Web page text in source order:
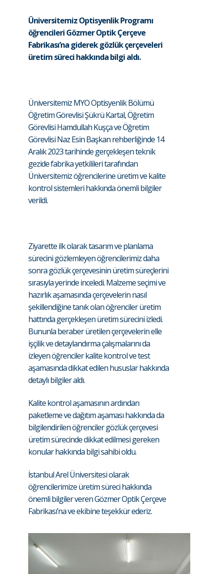
Üniversitemiz Optisyenlik Programı
öğrencileri Gözmer Optik Çerçeve
Fabrikası’na giderek gözlük çerçeveleri
üretim süreci hakkında bilgi aldı.
Üniversitemiz MYO Optisyenlik Bölümü
Öğretim Görevlisi Şükrü Kartal, Öğretim
Görevlisi Hamdullah Kuşça ve Öğretim
Görevlisi Naz Esin Başkan rehberliğinde 14
Aralık 2023 tarihinde gerçekleşen teknik
gezide fabrika yetkilileri tarafından
Üniversitemiz öğrencilerine üretim ve kalite
kontrol sistemleri hakkında önemli bilgiler
verildi.
Ziyarette ilk olarak tasarım ve planlama
sürecini gözlemleyen öğrencilerimiz daha
sonra gözlük çerçevesinin üretim süreçlerini
sırasıyla yerinde inceledi. Malzeme seçimi ve
hazırlık aşamasında çerçevelerin nasıl
şekillendiğine tanık olan öğrenciler üretim
hattında gerçekleşen üretim sürecini izledi.
Bununla beraber üretilen çerçevelerin elle
işçilik ve detaylandırma çalışmalarını da
izleyen öğrenciler kalite kontrol ve test
aşamasında dikkat edilen hususlar hakkında
detaylı bilgiler aldı.
Kalite kontrol aşamasının ardından
paketleme ve dağıtım aşaması hakkında da
bilgilendirilen öğrenciler gözlük çerçevesi
üretim sürecinde dikkat edilmesi gereken
konular hakkında bilgi sahibi oldu.
İstanbul Arel Üniversitesi olarak
öğrencilerimize üretim süreci hakkında
önemli bilgiler veren Gözmer Optik Çerçeve
Fabrikası’na ve ekibine teşekkür ederiz.